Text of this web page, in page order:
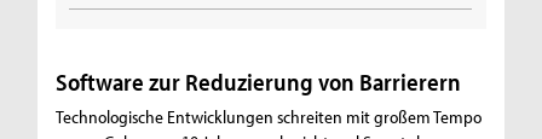
Software zur Reduzierung von Barrierern
Technologische Entwicklungen schreiten mit großem Tempo